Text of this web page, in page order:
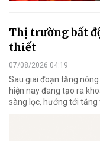
Thị trường bất
thiết
07/08/2026 04:19
Sau giai đoạn tăng
hiện nay đang tạo ra
sàng lọc, hướng tới